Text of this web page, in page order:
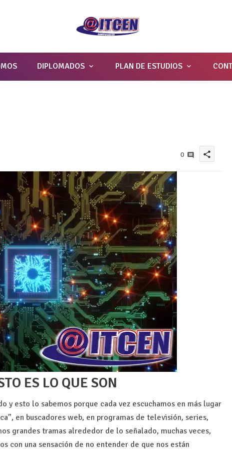
DIPLOMADOS PLAN DE ESTUDIOS
0 share
ES LO QUE SON
y esto lo sabemos porque cada vez escuchamos en más lugar
en buscadores web, en programas de televisión, series,
grandes tramas alrededor de lo señalado, muchas veces,
con una sensación de no entender de que nos están